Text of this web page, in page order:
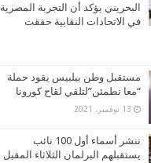
البحريني يؤكد أن التجربة المصرية
في الاتحادات النقابية حققت
مستقبل وطن ببلبيس يقود حملة
“معا نطمئن”لتلقي لقاح كورونا
13 نوفمبر، 2021
ننشر أسماء أول 100 نائب
يستقبلهم البرلمان الثلاثاء المقبل